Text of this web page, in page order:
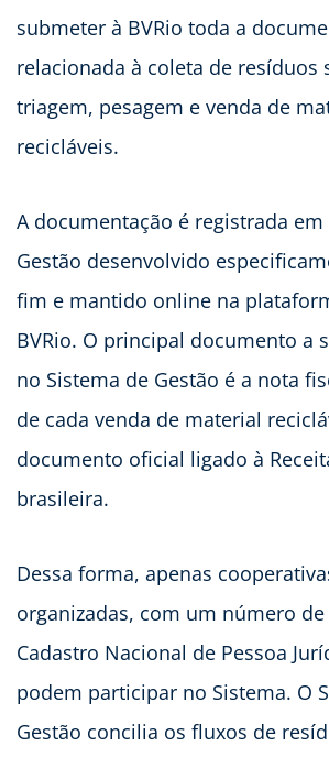
submeter à BVRio toda a
relacionada à coleta de resíduos
triagem, pesagem e venda de
recicláveis.
A documentação é registrada
Gestão desenvolvido
fim e mantido online na
BVRio. O principal documento a
no Sistema de Gestão é a nota
de cada venda de material
documento oficial ligado à
brasileira.
Dessa forma, apenas
organizadas, com um número
Cadastro Nacional de Pessoa
podem participar no Sistema. O
Gestão concilia os fluxos de